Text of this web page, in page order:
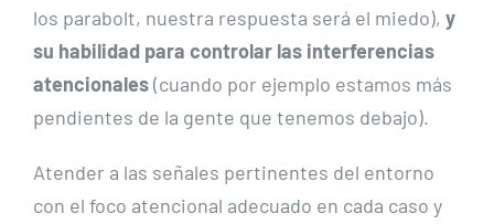
los parabolt, nuestra respuesta será el miedo), y
su habilidad para controlar las interferencias
atencionales(cuando por ejemplo estamos más
pendientes de la gente que tenemos debajo).
Atender a las señales pertinentes del entorno
con el foco atencional adecuado en cada caso y